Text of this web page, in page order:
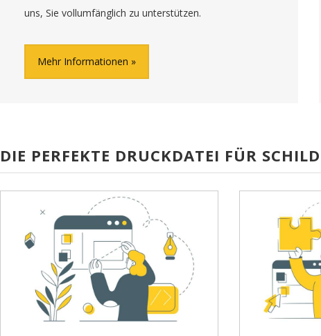
uns, Sie vollumfänglich zu unterstützen.
Mehr Informationen
DIE PERFEKTE DRUCKDATEI FÜR